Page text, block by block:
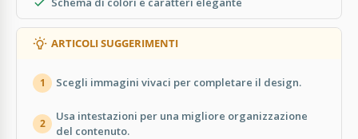
ARTICOLI SUGGERIMENTI
1 Scegli immagini vivaci per completare il design.
2
Usa intestazioni per una migliore organizzazione
del contenuto.